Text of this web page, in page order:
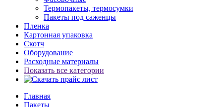
Термопакеты, термосумки
Пакеты под саженцы
Пленка
Картонная упаковка
Скотч
Оборудование
Расходные материалы
Показать все категории
Главная
Пакеты